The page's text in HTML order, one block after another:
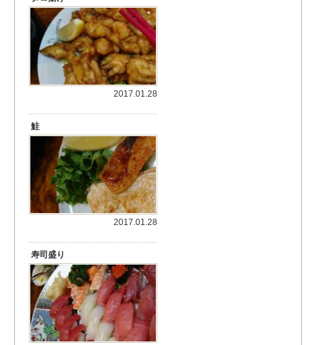
2017.01.28
鮭
2017.01.28
寿司盛り